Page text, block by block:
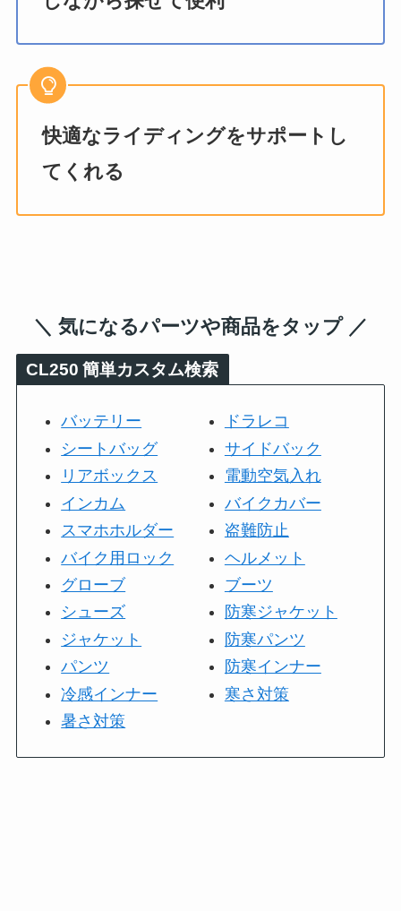
快適なライディングをサポートし
てくれる
＼ 気になるパーツや商品をタップ ／
CL250 簡単カスタム検索
バッテリー
シートバッグ
リアボックス
インカム
スマホホルダー
バイク用ロック
グローブ
シューズ
ジャケット
パンツ
冷感インナー
暑さ対策
ドラレコ
サイドバック
電動空気入れ
バイクカバー
盗難防止
ヘルメット
ブーツ
防寒ジャケット
防寒パンツ
防寒インナー
寒さ対策